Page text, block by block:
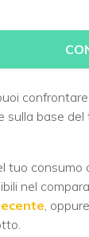
sulla base
tuo
nel
,